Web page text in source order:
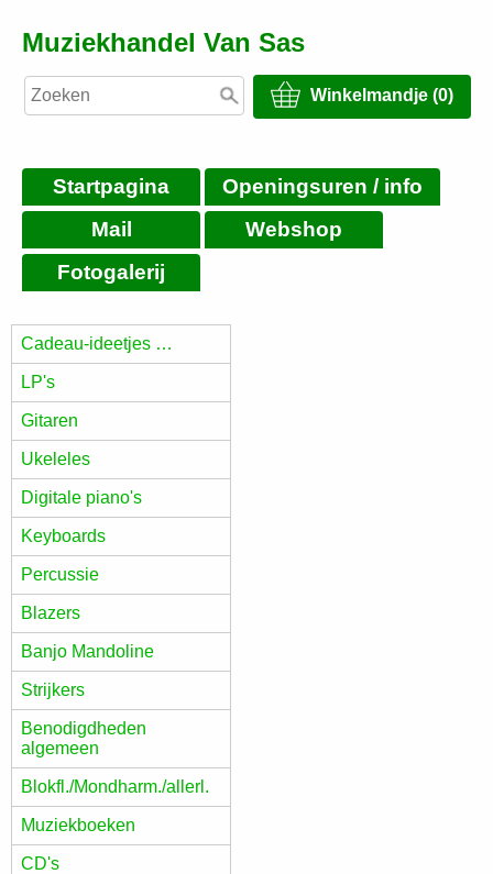
Muziekhandel Van Sas
Winkelmandje (0)
Startpagina
Openingsuren / info
Mail
Webshop
Fotogalerij
Cadeau-ideetjes …
LP's
Gitaren
Ukeleles
Digitale piano's
Keyboards
Percussie
Blazers
Banjo Mandoline
Strijkers
Benodigdheden
algemeen
Blokfl./Mondharm./allerl.
Muziekboeken
CD's